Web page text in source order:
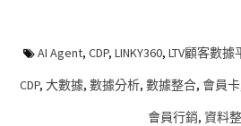
AI Agent, CDP, LINKY360, LTV顧客數據
CDP, 大數據, 數據分析, 數據整合, 會員卡
會員行銷, 資料